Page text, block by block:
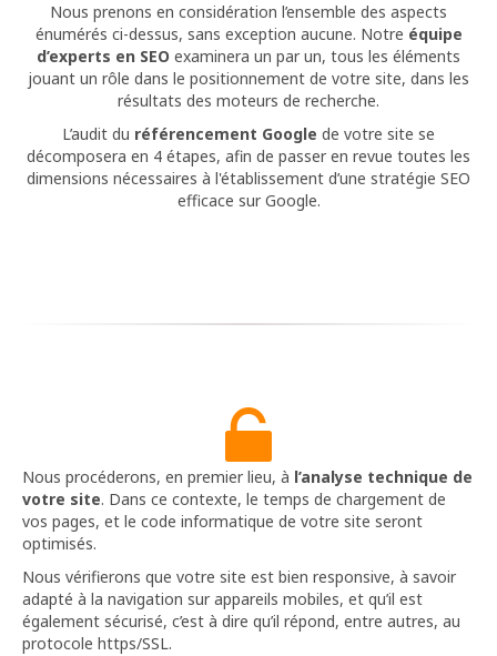
Nous prenons en considération l’ensemble des aspects
énumérés ci-dessus, sans exception aucune. Notre équipe
d’experts en SEO examinera un par un, tous les éléments
jouant un rôle dans le positionnement de votre site, dans les
résultats des moteurs de recherche.
L’audit du référencement Google de votre site se
décomposera en 4 étapes, afin de passer en revue toutes les
dimensions nécessaires à l'établissement d’une stratégie SEO
efficace sur Google.
Nous procéderons, en premier lieu, à l’analyse technique de
votre site. Dans ce contexte, le temps de chargement de
vos pages, et le code informatique de votre site seront
optimisés.
Nous vérifierons que votre site est bien responsive, à savoir
adapté à la navigation sur appareils mobiles, et qu’il est
également sécurisé, c’est à dire qu’il répond, entre autres, au
protocole https/SSL.